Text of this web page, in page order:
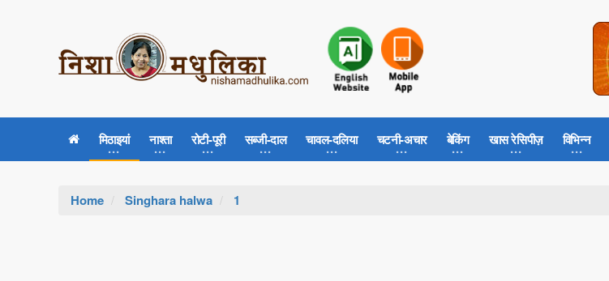
मिठाइयां नाश्ता रोटी-पूरी सब्जी-दाल चावल-दलिया चटनी-अचार बेकिंग खास रेसिपीज़ विभिन्न
Home Singhara halwa 1